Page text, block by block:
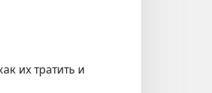
их тратить и